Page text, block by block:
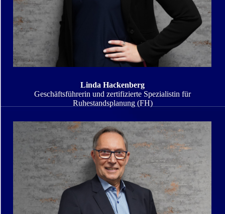
Linda Hackenberg
Geschäftsführerin und zertifizierte Spezialistin für
Ruhestandsplanung (FH)